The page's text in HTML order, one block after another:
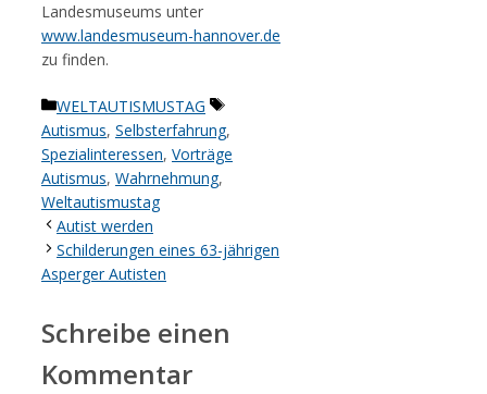
Landesmuseums unter
www.landesmuseum-hannover.de
zu finden.
Kategorien
WELTAUTISMUSTAG
Schlagwörter
Autismus, Selbsterfahrung,
Spezialinteressen, Vorträge
Autismus, Wahrnehmung,
Weltautismustag
Autist werden
Schilderungen eines 63-jährigen
Asperger Autisten
Schreibe einen
Kommentar